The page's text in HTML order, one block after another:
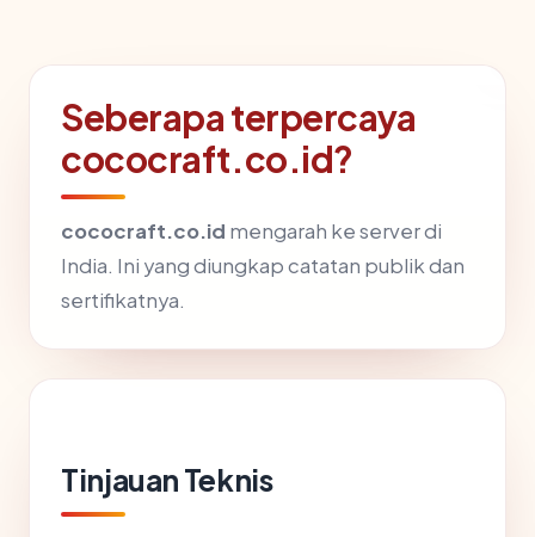
Seberapa terpercaya
cococraft.co.id?
cococraft.co.id mengarah ke server di
India. Ini yang diungkap catatan publik dan
sertifikatnya.
Tinjauan Teknis